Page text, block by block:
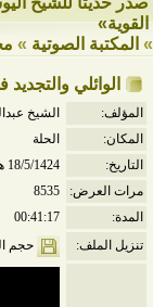
القوية»
» المكتبة الصوتية »
الوائلي
المؤلف:
الشيخ
المكان:
الحلة
التاريخ:
18/5/1424 هـ
مرات العرض:
8535
المدة:
00:41:17
تنزيل الملف:
حجم